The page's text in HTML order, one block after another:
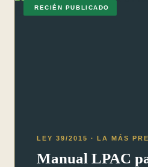
RECIÉN PUBLICADO
LEY 39/2015 · LA MÁS
Manual LPAC